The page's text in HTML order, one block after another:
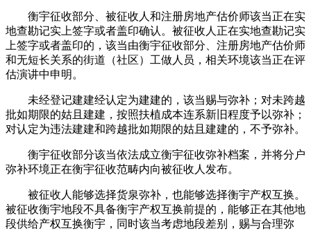
衡宇征收部分、被征收人和注册房地产估价师该当正在实
地查勘记实上签字或者盖印确认。被征收人正在实地查勘记实
上签字或者盖印的，该当由衡宇征收部分、注册房地产估价师
和无短长关系的街道（社区）工做人员，相关环境该当正在评
估演讲中申明。
未经登记建建经认定为建建的，该当赐与弥补；对未跨越
批如期限的姑且建建，按照扶植成本连系新旧程度予以弥补；
对认定为违法建建和跨越批如期限的姑且建建的，不予弥补。
衡宇征收部分该当依法成立衡宇征收弥补档案，并将分户
弥补环境正在衡宇征收范畴内向被征收人发布。
被征收人能够选择货泉弥补，也能够选择衡宇产权互换。
被征收衡宇地段不具备衡宇产权互换前提的，能够正在其他地
段供给产权互换衡宇，同时该当考虑地段差别，赐与合理弥